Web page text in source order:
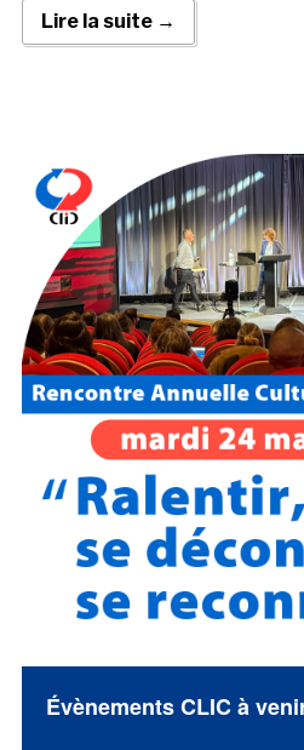
Lire la suite →
Évènements CLIC à